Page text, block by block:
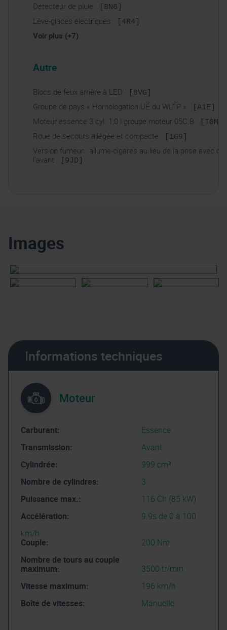
Détecteur de pluie [8N6]
Lève-glaces électriques [4R4]
Voir plus (+7)
Autre
Blocs de feux arrière à LED [8VG]
Groupe de pays « Homologation UE du WLTP » [A1E]
Moteur essence 3 cyl. 1,0 l groupe moteur 05C.B [T0M]
Roue de secours allégée et compacte [1G9]
Version fumeur : allume-cigares au lieu de la prise avec
l’avant
[9JD]
Images
Informations techniques
Moteur
Carburant:
Essence
Transmission:
Avant
Cylindrée:
999 cm³
Nombre de cylindres:
3
Puissance max.:
116 Ch (85 kW)
Accélération:
9.9s de 0 à 100
km/h
Couple:
200 Nm
Nombre de tours au couple
maximum:
3500 tr/min
Vitesse maximum:
196 km/h
Boîte de vitesses:
Manuelle